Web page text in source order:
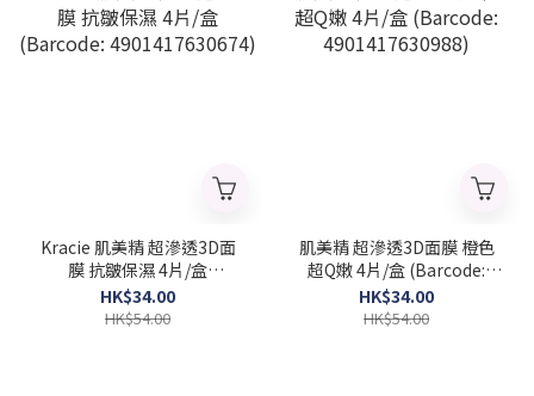
Kracie 肌美精 超滲透3D面
膜 抗皺保濕 4片/盒
(Barcode: 4901417630674)
HK$34.00
HK$54.00
肌美精 超滲透3D面膜 橙色
超Q嫩 4片/盒 (Barcode:
4901417630988)
HK$34.00
HK$54.00